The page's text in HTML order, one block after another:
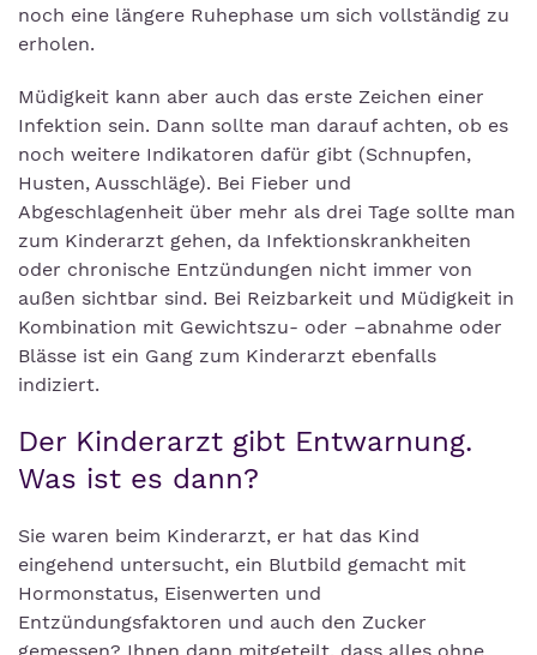
noch eine längere Ruhephase um sich vollständig zu
erholen.
Müdigkeit kann aber auch das erste Zeichen einer
Infektion sein. Dann sollte man darauf achten, ob es
noch weitere Indikatoren dafür gibt (Schnupfen,
Husten, Ausschläge). Bei Fieber und
Abgeschlagenheit über mehr als drei Tage sollte man
zum Kinderarzt gehen, da Infektionskrankheiten
oder chronische Entzündungen nicht immer von
außen sichtbar sind. Bei Reizbarkeit und Müdigkeit in
Kombination mit Gewichtszu- oder –abnahme oder
Blässe ist ein Gang zum Kinderarzt ebenfalls
indiziert.
Der Kinderarzt gibt Entwarnung.
Was ist es dann?
Sie waren beim Kinderarzt, er hat das Kind
eingehend untersucht, ein Blutbild gemacht mit
Hormonstatus, Eisenwerten und
Entzündungsfaktoren und auch den Zucker